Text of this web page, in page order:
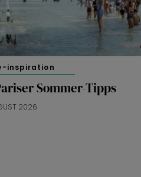
inspiration
Sommer-Tipps
2026